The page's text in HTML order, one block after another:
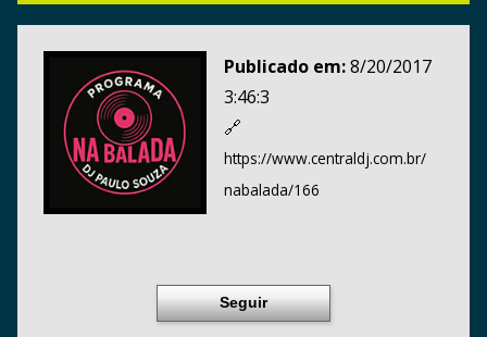
Publicado em:8/20/2017
3:46:3
🔗
https://www.centraldj.com.br/
nabalada/166
Seguir